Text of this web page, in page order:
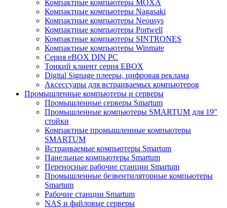
Компактные компьютеры MOXA
Компактные компьютеры Nagasaki
Компактные компьютеры Neousys
Компактные компьютеры Portwell
Компактные компьютеры SINTRONES
Компактные компьютеры Winmate
Серия eBOX DIN PC
Тонкий клиент серия EBOX
Digital Signage плееры, цифровая реклама
Аксессуары для встраиваемых компьютеров
Промышленные компьютеры и серверы
Промышленные серверы Smartum
Промышленные компьютеры SMARTUM для 19"
стойки
Компактные промышленные компьютеры
SMARTUM
Встраиваемые компьютеры Smartum
Панельные компьютеры Smartum
Переносные рабочие станции Smartum
Промышленные безвентиляторные компьютеры
Smartum
Рабочие станции Smartum
NAS и файловые серверы